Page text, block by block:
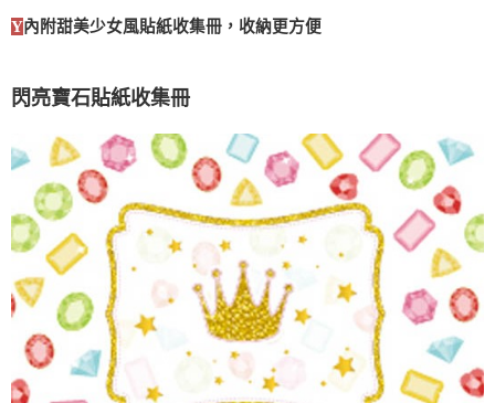
Y內附甜美少女風貼紙收集冊，收納更方便
閃亮寶石貼紙收集冊